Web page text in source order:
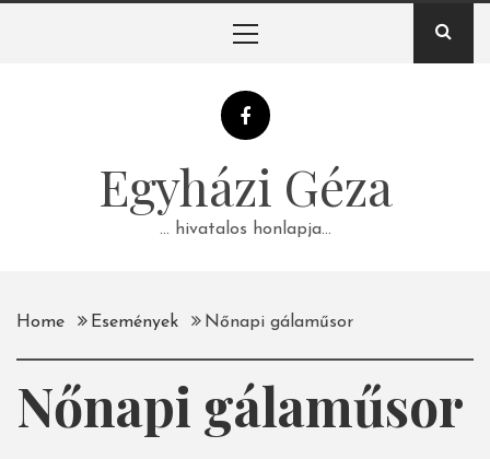
Egyházi Géza
… hivatalos honlapja…
Home Események Nőnapi gálaműsor
Nőnapi gálaműsor